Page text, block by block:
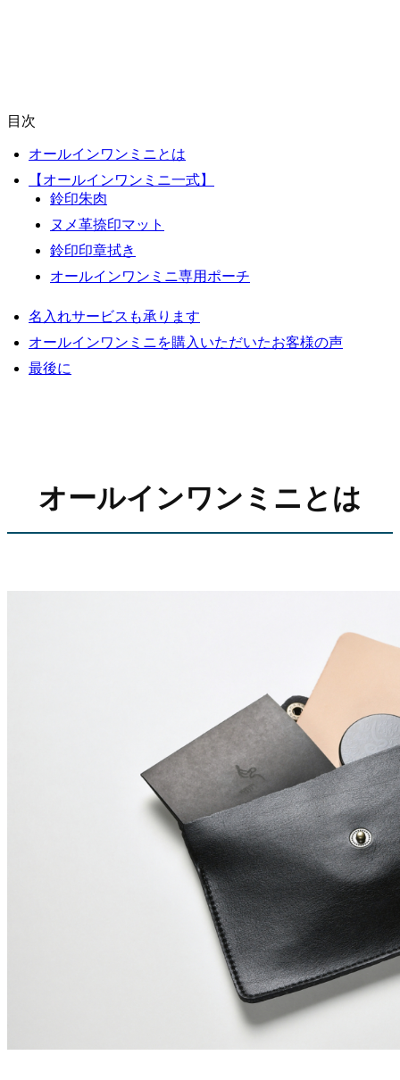
目次
オールインワンミニとは
【オールインワンミニ一式】
鈴印朱肉
ヌメ革捺印マット
鈴印印章拭き
オールインワンミニ専用ポーチ
名入れサービスも承ります
オールインワンミニを購入いただいたお客様の声
最後に
オールインワンミニとは